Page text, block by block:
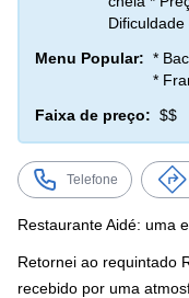
Menu Popular: *
*
Faixa de preço: $$
Telefone
Restaurante Aidé: uma
Retornei ao requintado
recebido por uma